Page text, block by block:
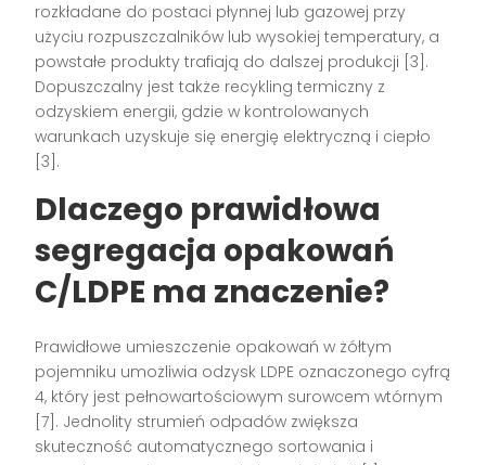
rozkładane do postaci płynnej lub gazowej przy
użyciu rozpuszczalników lub wysokiej temperatury, a
powstałe produkty trafiają do dalszej produkcji [3].
Dopuszczalny jest także recykling termiczny z
odzyskiem energii, gdzie w kontrolowanych
warunkach uzyskuje się energię elektryczną i ciepło
[3].
Dlaczego prawidłowa
segregacja opakowań
C/LDPE ma znaczenie?
Prawidłowe umieszczenie opakowań w żółtym
pojemniku umożliwia odzysk LDPE oznaczonego cyfrą
4, który jest pełnowartościowym surowcem wtórnym
[7]. Jednolity strumień odpadów zwiększa
skuteczność automatycznego sortowania i